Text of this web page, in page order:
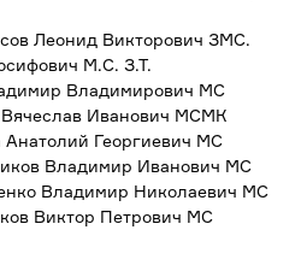
Леонид Викторович ЗМС.
М.С. З.Т.
Владимирович МС
Вячеслав Иванович МСМК
Анатолий Георгиевич МС
Владимир Иванович МС
Владимир Николаевич МС
Виктор Петрович МС